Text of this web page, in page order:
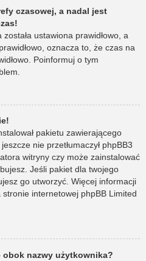
czasowej, a nadal jest
ustawiona prawidłowo, a
oznacza to, że czas na
Poinformuj o tym
pakietu zawierającego
nie przetłumaczył phpBB3
witryny czy może zainstalować
Jeśli pakiet dla twojego
go utworzyć. Więcej informacji
internetowej phpBB Limited
obok nazwy użytkownika?